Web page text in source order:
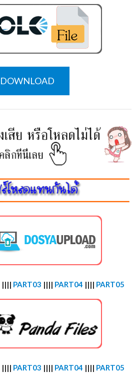
DOWNLOAD
|||| PART03 |||| PART04 |||| PART05
|||| PART03 |||| PART04 |||| PART05